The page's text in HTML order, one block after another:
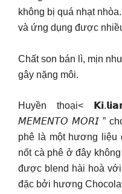
không bị quá nhạt
và ứng dụng được
Chất son bán lì, mịn
gây nặng môi.
Huyền thoại<
𝘔𝘌𝘔𝘌𝘕𝘛𝘖 𝘔𝘖𝘙𝘐 ” cho
phê là một hương liệu
nốt cà phê ở đây
được blend hài hoà
đặc bởi hương